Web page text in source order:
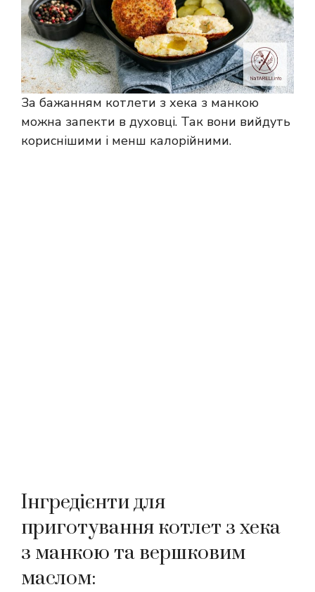
За бажанням котлети з хека з манкою
можна запекти в духовці. Так вони вийдуть
кориснішими і менш калорійними.
Інгредієнти для
приготування котлет з хека
з манкою та вершковим
маслом: